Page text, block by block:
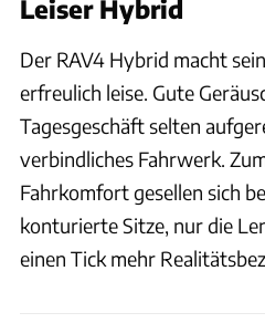
Leiser Hybrid
Der RAV4 Hybrid macht
erfreulich leise. Gute
Tagesgeschäft selten
verbindliches Fahrwerk.
Fahrkomfort gesellen sich
konturierte Sitze, nur die
einen Tick mehr